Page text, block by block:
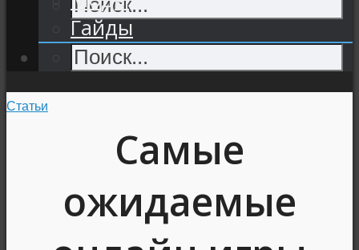
Гайды
Статьи
Самые
ожидаемые